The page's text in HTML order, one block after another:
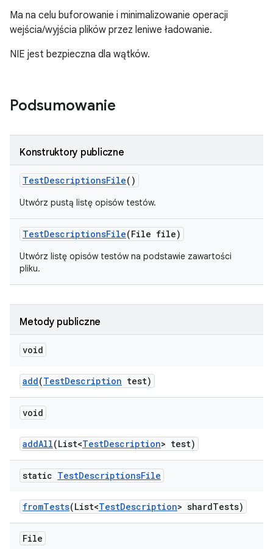
Ma na celu buforowanie i minimalizowanie operacji
wejścia/wyjścia plików przez leniwe ładowanie.
NIE jest bezpieczna dla wątków.
Podsumowanie
Konstruktory publiczne
TestDescriptionsFile()
Utwórz pustą listę opisów testów.
TestDescriptionsFile(File file)
Utwórz listę opisów testów na podstawie zawartości
pliku.
Metody publiczne
void
add(TestDescription test)
void
addAll(List<TestDescription> test)
static TestDescriptionsFile
fromTests(List<TestDescription> shardTests)
File